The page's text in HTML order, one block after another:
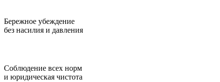
Бережное убеждение
без насилия и давления
Соблюдение всех норм
и юридическая чистота